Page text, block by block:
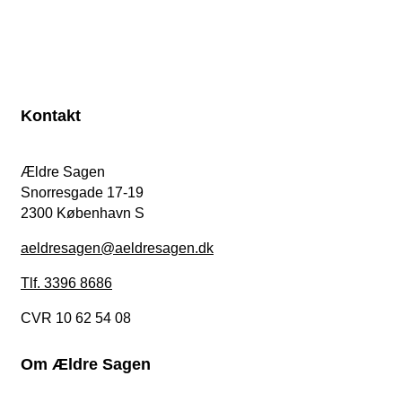
Kontakt
Ældre Sagen
Snorresgade 17-19
2300 København S
aeldresagen@aeldresagen.dk
Tlf. 3396 8686
CVR 10 62 54 08
Om Ældre Sagen